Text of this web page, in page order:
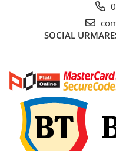
Masina Electrica 2 Locuri
Scutere Electrice
Cu 2 Roti
Cu 3 Roti
Cu 3 Roti fara Permis
Cu 4 Roti
Cu Pedale
SOCIAL